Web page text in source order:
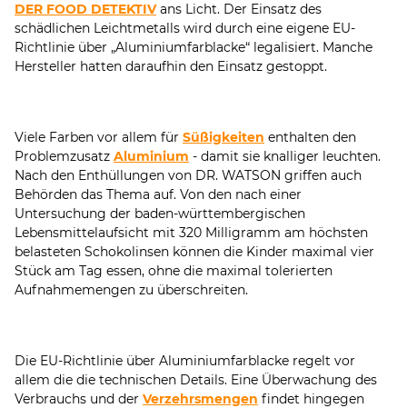
DER FOOD DETEKTIVans Licht. Der Einsatz des
schädlichen Leichtmetalls wird durch eine eigene EU-
Richtlinie über „Aluminiumfarblacke“ legalisiert. Manche
Hersteller hatten daraufhin den Einsatz gestoppt.
Viele Farben vor allem für Süßigkeiten enthalten den
Problemzusatz Aluminium - damit sie knalliger leuchten.
Nach den Enthüllungen von DR. WATSON griffen auch
Behörden das Thema auf. Von den nach einer
Untersuchung der baden-württembergischen
Lebensmittelaufsicht mit 320 Milligramm am höchsten
belasteten Schokolinsen können die Kinder maximal vier
Stück am Tag essen, ohne die maximal tolerierten
Aufnahmemengen zu überschreiten.
Die EU-Richtlinie über Aluminiumfarblacke regelt vor
allem die die technischen Details. Eine Überwachung des
Verbrauchs und der Verzehrsmengen findet hingegen